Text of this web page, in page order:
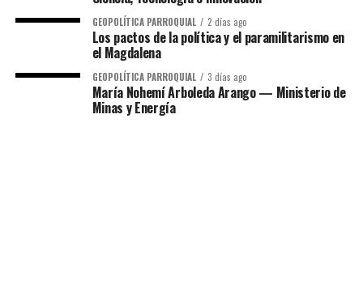
GEOPOLÍTICA PARROQUIAL 2 días ago
Los pactos de la política y el paramilitarismo en
el Magdalena
GEOPOLÍTICA PARROQUIAL 3 días ago
María Nohemí Arboleda Arango — Ministerio de
Minas y Energía